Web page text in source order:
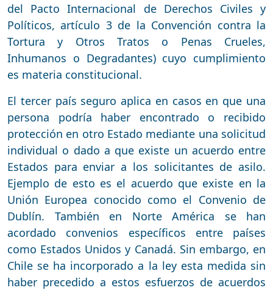
del Pacto Internacional de Derechos Civiles y
Políticos, artículo 3 de la Convención contra la
Tortura y Otros Tratos o Penas Crueles,
Inhumanos o Degradantes) cuyo cumplimiento
es materia constitucional.
El tercer país seguro aplica en casos en que una
persona podría haber encontrado o recibido
protección en otro Estado mediante una solicitud
individual o dado a que existe un acuerdo entre
Estados para enviar a los solicitantes de asilo.
Ejemplo de esto es el acuerdo que existe en la
Unión Europea conocido como el Convenio de
Dublín. También en Norte América se han
acordado convenios específicos entre países
como Estados Unidos y Canadá. Sin embargo, en
Chile se ha incorporado a la ley esta medida sin
haber precedido a estos esfuerzos de acuerdos